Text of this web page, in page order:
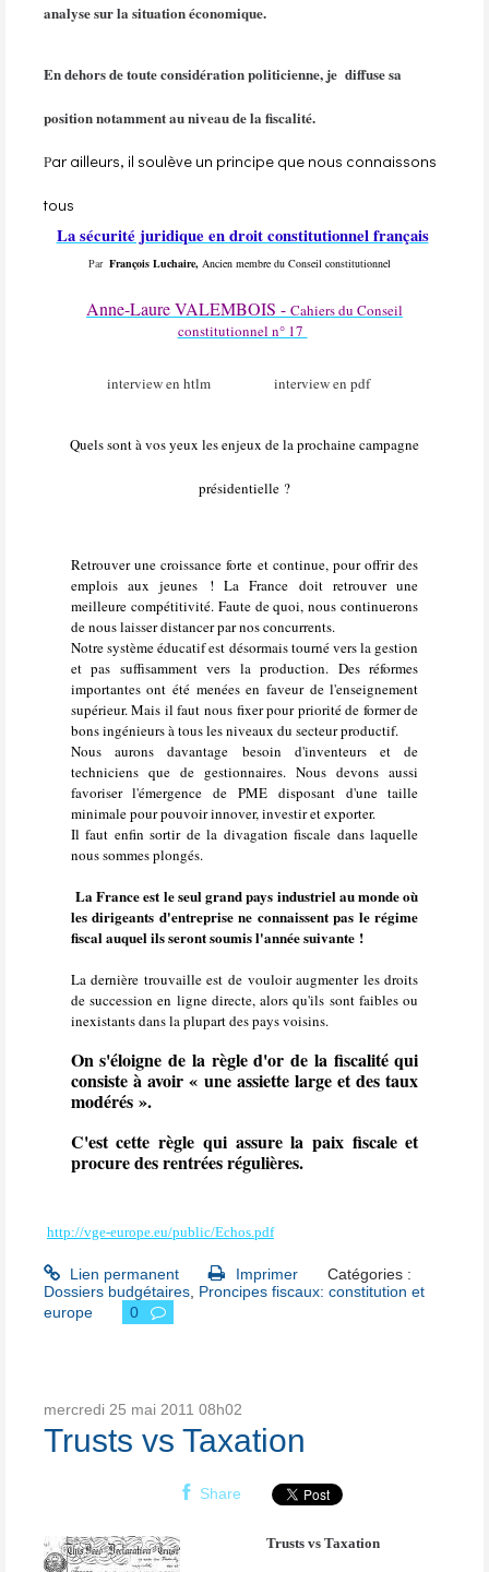
analyse sur la situation économique.
En dehors de toute considération politicienne, je diffuse sa
position notamment au niveau de la fiscalité.
Par ailleurs, il soulève un principe que nous connaissons
tous
La sécurité juridique en droit constitutionnel français
Par François Luchaire, Ancien membre du Conseil constitutionnel
Anne-Laure VALEMBOIS - Cahiersdu Conseil
constitutionnel n° 17
interview en htlm interview en pdf
Quels sont à vos yeux les enjeux de la prochaine campagne
présidentielle ?
Retrouver une croissance forte et continue, pour offrir des
emplois aux jeunes ! La France doit retrouver une
meilleure compétitivité. Faute de quoi, nous continuerons
de nous laisser distancer par nos concurrents.
Notre système éducatif est désormais tourné vers la gestion
et pas suffisamment vers la production. Des réformes
importantes ont été menées en faveur de l'enseignement
supérieur. Mais il faut nous fixer pour priorité de former de
bons ingénieurs à tous les niveaux du secteur productif.
Nous aurons davantage besoin d'inventeurs et de
techniciens que de gestionnaires. Nous devons aussi
favoriser l'émergence de PME disposant d'une taille
minimale pour pouvoir innover, investir et exporter.
Il faut enfin sortir de la divagation fiscale dans laquelle
nous sommes plongés.
La France est le seul grand pays industriel au monde où
les dirigeants d'entreprise ne connaissent pas le régime
fiscal auquel ils seront soumis l'année suivante !
La dernière trouvaille est de vouloir augmenter les droits
de succession en ligne directe, alors qu'ils sont faibles ou
inexistants dans la plupart des pays voisins.
On s'éloigne de la règle d'or de la fiscalité qui
consiste à avoir « une assiette large et des taux
modérés ».
C'est cette règle qui assure la paix fiscale et
procure des rentrées régulières.
http://vge-europe.eu/public/Echos.pdf
Lien permanent Imprimer
Catégories :
Dossiers budgétaires Proncipes fiscaux: constitution et
europe
0
mercredi 25 mai 2011 08h02
Trusts vs Taxation
Share
Trusts vs Taxation